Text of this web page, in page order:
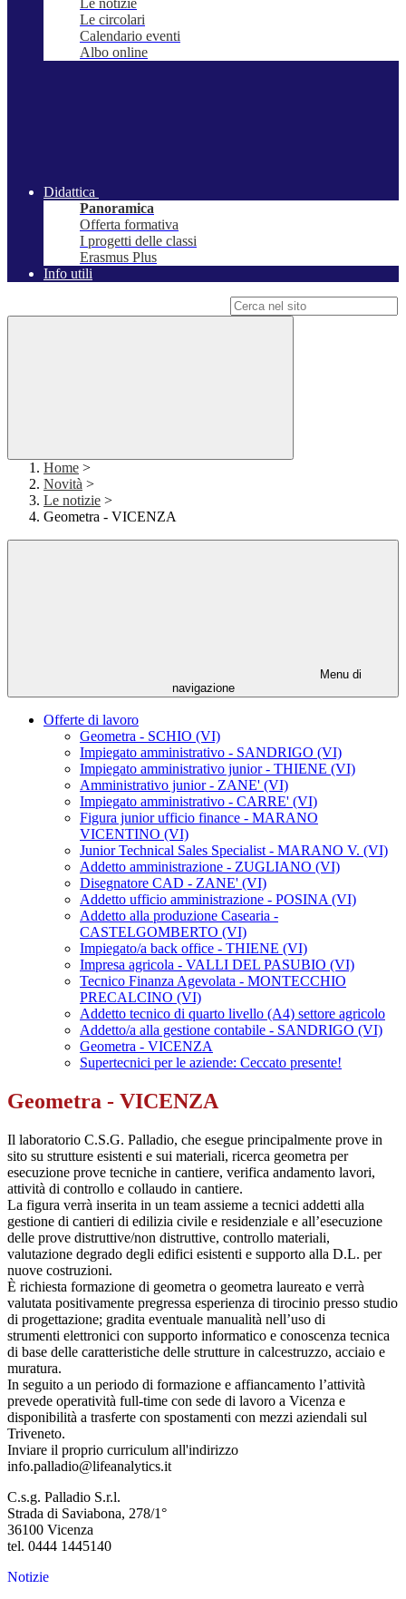
Le notizie
Le circolari
Calendario eventi
Albo online
Didattica
Panoramica
Offerta formativa
I progetti delle classi
Erasmus Plus
Info utili
Home >
Novità >
Le notizie >
Geometra - VICENZA
Menu di
navigazione
Offerte di lavoro
Geometra - SCHIO (VI)
Impiegato amministrativo - SANDRIGO (VI)
Impiegato amministrativo junior - THIENE (VI)
Amministrativo junior - ZANE' (VI)
Impiegato amministrativo - CARRE' (VI)
Figura junior ufficio finance - MARANO
VICENTINO (VI)
Junior Technical Sales Specialist - MARANO V. (VI)
Addetto amministrazione - ZUGLIANO (VI)
Disegnatore CAD - ZANE' (VI)
Addetto ufficio amministrazione - POSINA (VI)
Addetto alla produzione Casearia -
CASTELGOMBERTO (VI)
Impiegato/a back office - THIENE (VI)
Impresa agricola - VALLI DEL PASUBIO (VI)
Tecnico Finanza Agevolata - MONTECCHIO
PRECALCINO (VI)
Addetto tecnico di quarto livello (A4) settore agricolo
Addetto/a alla gestione contabile - SANDRIGO (VI)
Geometra - VICENZA
Supertecnici per le aziende: Ceccato presente!
Geometra - VICENZA
Il laboratorio C.S.G. Palladio, che esegue principalmente prove in
sito su strutture esistenti e sui materiali, ricerca geometra per
esecuzione prove tecniche in cantiere, verifica andamento lavori,
attività di controllo e collaudo in cantiere.
La figura verrà inserita in un team assieme a tecnici addetti alla
gestione di cantieri di edilizia civile e residenziale e all’esecuzione
delle prove distruttive/non distruttive, controllo materiali,
valutazione degrado degli edifici esistenti e supporto alla D.L. per
nuove costruzioni.
È richiesta formazione di geometra o geometra laureato e verrà
valutata positivamente pregressa esperienza di tirocinio presso studio
di progettazione; gradita eventuale manualità nell’uso di
strumenti elettronici con supporto informatico e conoscenza tecnica
di base delle caratteristiche delle strutture in calcestruzzo, acciaio e
muratura.
In seguito a un periodo di formazione e affiancamento l’attività
prevede operatività full-time con sede di lavoro a Vicenza e
disponibilità a trasferte con spostamenti con mezzi aziendali sul
Triveneto.
Inviare il proprio curriculum all'indirizzo
info.palladio@lifeanalytics.it
C.s.g. Palladio S.r.l.
Strada di Saviabona, 278/1°
36100 Vicenza
tel. 0444 1445140
Notizie